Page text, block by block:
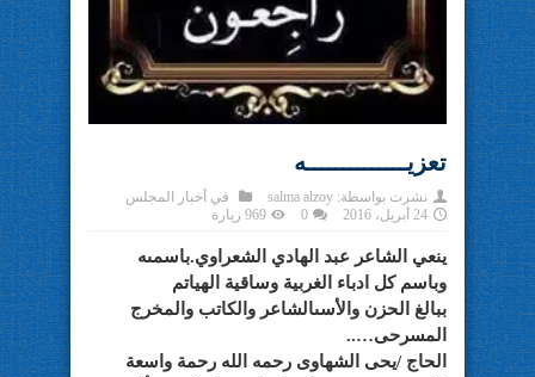
تعزيــــــــــــــه
نشرت بواسطة: salma alzoy في أخبار المجلس
24 أبريل، 2016
0 969 زيارة
ينعي الشاعر عبد الهادي الشعراوي.باسمىه
وباسم كل ادباء الغربية وساقية الهياتم
ببالغ الحزن والأسىالشاعر والكاتب والمخرج
المسرحى…..
الحاج /يحى الشهاوى رحمه الله رحمة واسعة